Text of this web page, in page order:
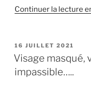
Continuer la lecture
PUBLIÉ
LE
16 JUILLET 2021
Visage masqué,
impassible…..